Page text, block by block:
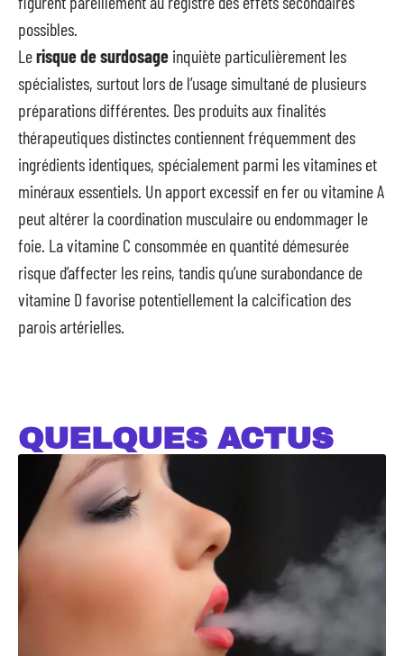
possibles.
Lerisque de surdosage inquiète particulièrement les
spécialistes, surtout lors de l’usage simultané de plusieurs
préparations différentes. Des produits aux finalités
thérapeutiques distinctes contiennent fréquemment des
ingrédients identiques, spécialement parmi les vitamines et
minéraux essentiels. Un apport excessif en fer ou vitamine A
peut altérer la coordination musculaire ou endommager le
foie. La vitamine C consommée en quantité démesurée
risque d’affecter les reins, tandis qu’une surabondance de
vitamine D favorise potentiellement la calcification des
parois artérielles.
QUELQUES ACTUS